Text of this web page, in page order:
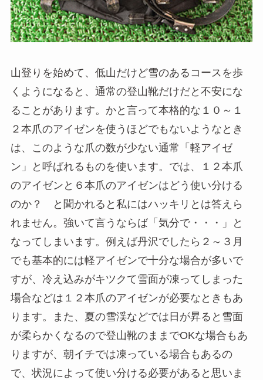
山登りを始めて、低山だけど雪のあるコースを歩
くようになると、通常の登山靴だけだと不安にな
ることがあります。かと言って本格的な１０～１
２本爪のアイゼンを使うほどでもないようなとき
は、このような爪の数が少ない通常「軽アイゼ
ン」と呼ばれるものを使います。では、１２本爪
のアイゼンと６本爪のアイゼンはどう使い分ける
のか？ と聞かれると私にはハッキリとは答えら
れません。強いて言うならば「気分で・・・」と
なってしまいます。例えば丹沢でしたら２～３月
でも基本的には軽アイゼンで十分な場合が多いで
すが、冷え込みがキツクて雪面が凍ってしまった
場合などは１２本爪のアイゼンが必要なときもあ
ります。また、夏の雪渓などでは日が昇ると雪面
が柔らかくなるので登山靴のままでOKな場合もあ
りますが、朝イチでは凍っている場合もあるの
で、状況によって使い分ける必要があると思いま